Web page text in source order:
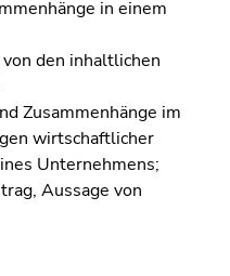
in einem
den inhaltlichen
Zusammenhänge im
wirtschaftlicher
Unternehmens;
Aussage von